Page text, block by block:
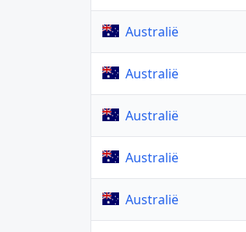
Australië
Australië
Australië
Australië
Australië